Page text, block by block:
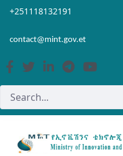
Skip to Main Content
Open Accessibility Menu
+251118132191
contact@mint.gov.et